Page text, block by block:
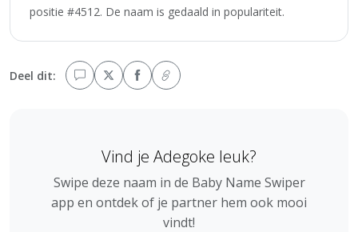
positie #4512. De naam is gedaald in populariteit.
Deel dit:
Vind je Adegoke leuk?
Swipe deze naam in de Baby Name Swiper
app en ontdek of je partner hem ook mooi
vindt!